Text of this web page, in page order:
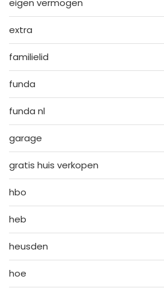
extra
familielid
funda
funda nl
garage
gratis huis verkopen
hbo
heb
heusden
hoe